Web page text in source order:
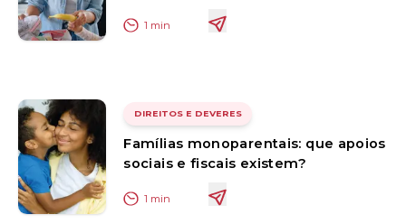
1 min
DIREITOS E DEVERES
Famílias monoparentais: que apoios
sociais e fiscais existem?
1 min